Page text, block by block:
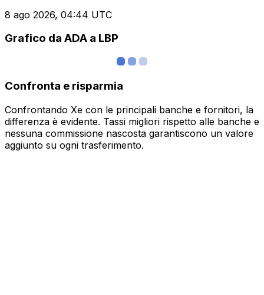
8 ago 2026, 04:44 UTC
Grafico da ADA a LBP
Confronta e risparmia
Confrontando Xe con le principali banche e fornitori, la
differenza è evidente. Tassi migliori rispetto alle banche e
nessuna commissione nascosta garantiscono un valore
aggiunto su ogni trasferimento.